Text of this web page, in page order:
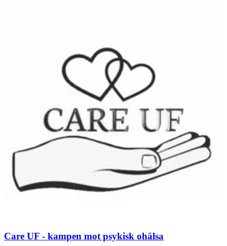
Care UF - kampen mot psykisk ohälsa